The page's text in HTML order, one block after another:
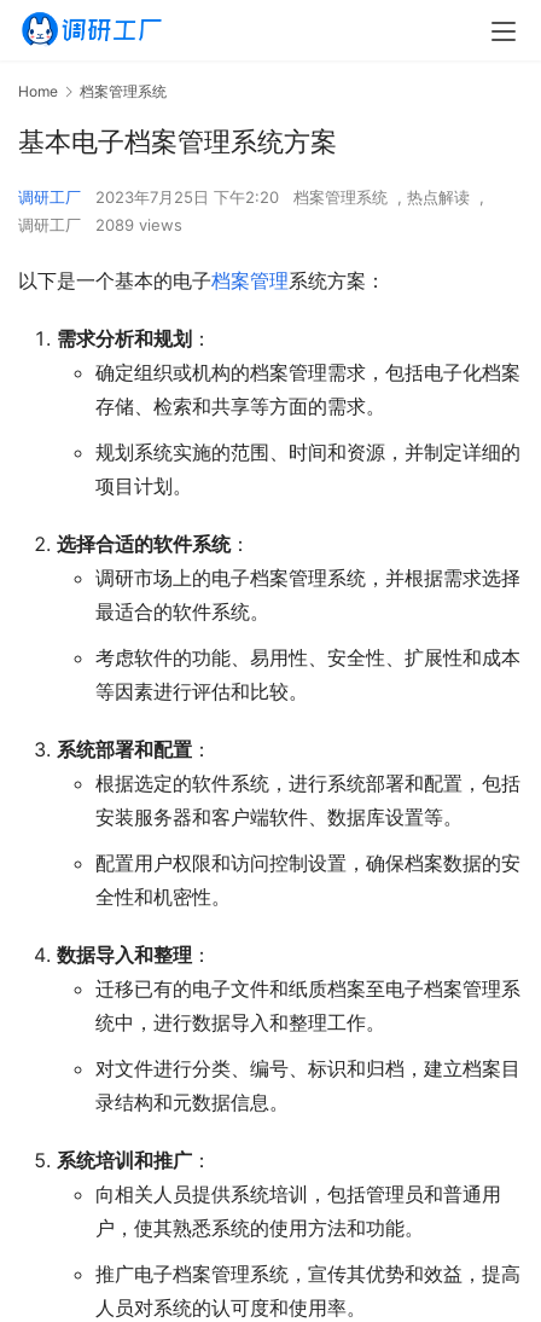
Home 档案管理系统
基本电子档案管理系统方案
调研工厂 2023年7月25日 下午2:20 档案管理系统 , 热点解读 ,
调研工厂
2089 views
以下是一个基本的电子档案管理系统方案：
需求分析和规划 ：
确定组织或机构的档案管理需求，包括电子化档案
存储、检索和共享等方面的需求。
规划系统实施的范围、时间和资源，并制定详细的
项目计划。
选择合适的软件系统：
调研市场上的电子档案管理系统，并根据需求选择
最适合的软件系统。
考虑软件的功能、易用性、安全性、扩展性和成本
等因素进行评估和比较。
系统部署和配置 ：
根据选定的软件系统，进行系统部署和配置，包括
安装服务器和客户端软件、数据库设置等。
配置用户权限和访问控制设置，确保档案数据的安
全性和机密性。
数据导入和整理 ：
迁移已有的电子文件和纸质档案至电子档案管理系
统中，进行数据导入和整理工作。
对文件进行分类、编号、标识和归档，建立档案目
录结构和元数据信息。
系统培训和推广 ：
向相关人员提供系统培训，包括管理员和普通用
户，使其熟悉系统的使用方法和功能。
推广电子档案管理系统，宣传其优势和效益，提高
人员对系统的认可度和使用率。